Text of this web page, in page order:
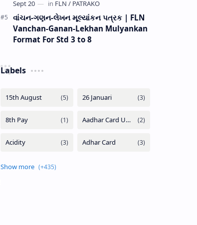
વાંચન-ગણન-લેખન મૂલ્યાંકન પત્રક | FLN
Vanchan-Ganan-Lekhan Mulyankan
Format For Std 3 to 8
Labels